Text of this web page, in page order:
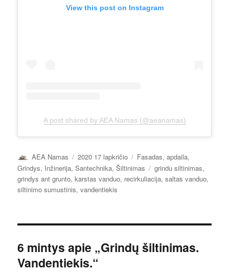
View this post on Instagram
A post shared by AEA Namas (@aeanamas)
Autorius
AEA Namas Paskelbta
2020 17 lapkričio Kategorijos
Fasadas, apdaila,
Grindys, Inžinerija,Santechnika,Šiltinimas Žymos
grindu siltinimas,
grindys ant grunto,karstas vanduo, recirkuliacija,saltas vanduo,
siltinimo sumustinis,vandentiekis
6 mintys apie „Grindų šiltinimas.
Vandentiekis.“